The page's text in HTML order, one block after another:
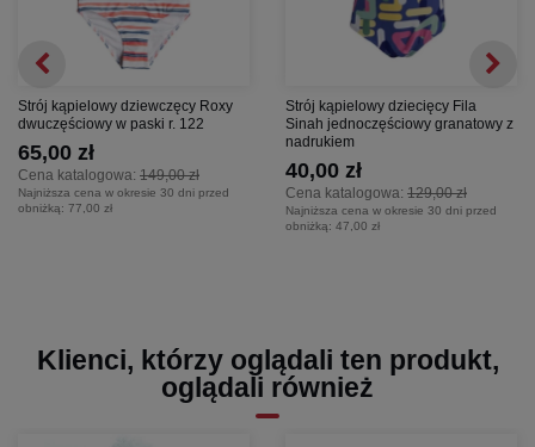
Strój kąpielowy dziewczęcy Roxy
dwuczęściowy w paski r. 122
Cena katalogowa: 149,00 zł
65,00 zł
Najniższa cena w okresie 30 dni przed
obniżką: 77,00 zł
Strój kąpielowy dziecięcy Fila
Sinah jednoczęściowy granatowy z
nadrukiem
Cena katalogowa: 129,00 zł
40,00 zł
Najniższa cena w okresie 30 dni przed
obniżką: 47,00 zł
Klienci, którzy oglądali ten produkt,
oglądali również